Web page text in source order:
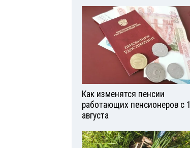
Как изменятся пенсии
работающих пенсионеров с 1
августа